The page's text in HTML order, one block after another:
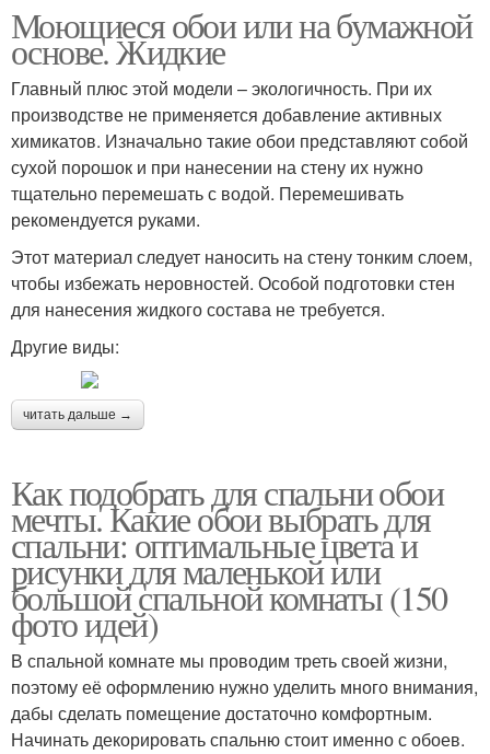
Моющиеся обои или на бумажной
основе. Жидкие
Главный плюс этой модели – экологичность. При их
производстве не применяется добавление активных
химикатов. Изначально такие обои представляют собой
сухой порошок и при нанесении на стену их нужно
тщательно перемешать с водой. Перемешивать
рекомендуется руками.
Этот материал следует наносить на стену тонким слоем,
чтобы избежать неровностей. Особой подготовки стен
для нанесения жидкого состава не требуется.
Другие виды:
читать дальше →
Как подобрать для спальни обои
мечты. Какие обои выбрать для
спальни: оптимальные цвета и
рисунки для маленькой или
большой спальной комнаты (150
фото идей)
В спальной комнате мы проводим треть своей жизни,
поэтому её оформлению нужно уделить много внимания,
дабы сделать помещение достаточно комфортным.
Начинать декорировать спальню стоит именно с обоев.